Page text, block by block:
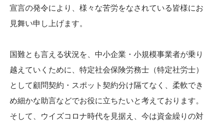
宣言の発令により、様々な苦労をなされている皆様にお
見舞い申し上げます。
国難とも言える状況を、中小企業・小規模事業者が乗り
越えていくために、特定社会保険労務士（特定社労士）
として顧問契約・スポット契約分け隔てなく、柔軟でき
め細かな助言などでお役に立ちたいと考えております。
そして、ウイズコロナ時代を見据え、今は資金繰りの対